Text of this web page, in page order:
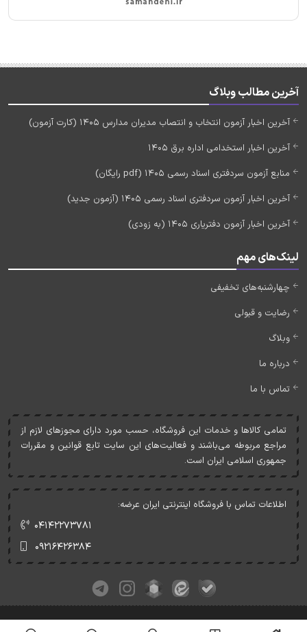
آخرین مطالب وبلاگ
آخرین اخبار آزمون انتخاب و انتصاب مدیران مدارس 1405 (کارت آزمون)
آخرین اخبار استخدامی اداره برق 1405
منابع آزمون سردفتری اسناد رسمی 1405 (pdf رایگان)
آخرین اخبار آزمون سردفتری اسناد رسمی 1405 (آزمون جدید)
آخرین اخبار آزمون دفتریاری 1405 (به زودی)
لینک‌های مهم
چهارشنبه‌های تخفیفی
رضایت و قبولی
وبلاگ
درباره ما
تماس با ما
تمامی کالاها و خدمات اين فروشگاه، حسب مورد دارای مجوزهای لازم از
مراجع مربوطه می‌باشند و فعاليت‌های اين سايت تابع قوانين و مقررات
جمهوری اسلامی ايران است.
اطلاعات تماس با فروشگاه اینترنتی ایران عرضه:
۰۴۱۴۲۲۷۳۷۸۱
۰۹۲۱۶۴۲۶۳۸۴